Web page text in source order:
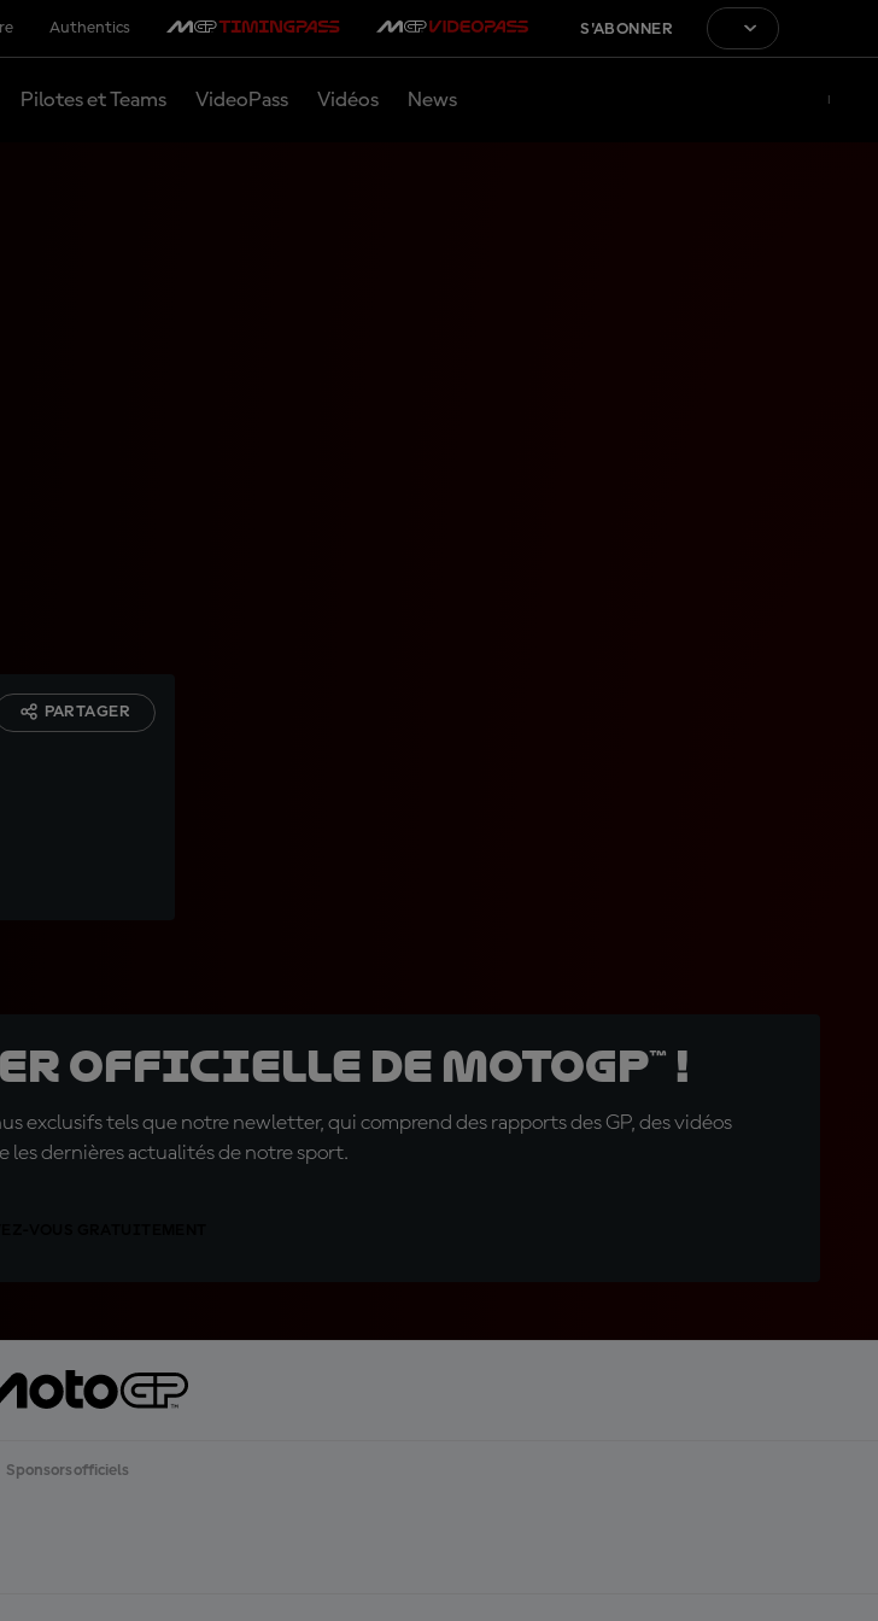
Authentics S'ABONNER
Pilotes et Teams VideoPass Vidéos News
PARTAGER
officielle de MotoGP™ !
exclusifs tels que notre newletter, qui comprend des rapports des GP, des vidéos
les dernières actualités de notre sport.
Sponsors officiels